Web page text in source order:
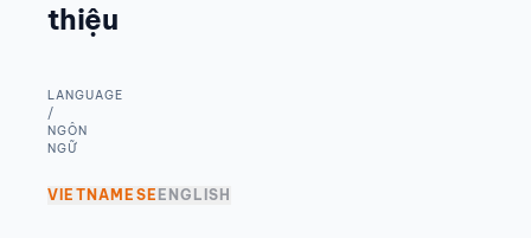
thiệu
LANGUAGE
/
NGÔN
NGỮ
VIETNAMESE ENGLISH